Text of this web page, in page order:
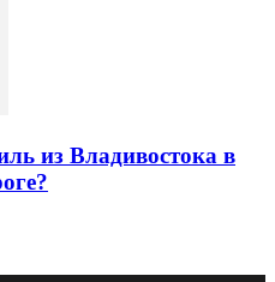
из Владивостока в